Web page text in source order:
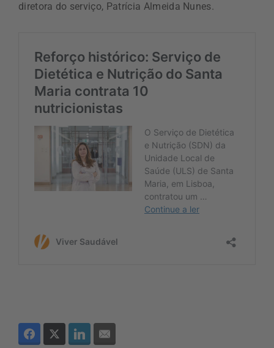
diretora do serviço, Patrícia Almeida Nunes.